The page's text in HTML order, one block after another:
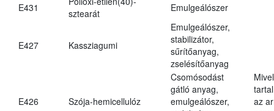
E431
sztearát
Emulgeálószer
E427 Kassziagumi
Emulgeálószer,
stabilizátor,
sűrítőanyag,
zselésítőanyag
E426 Szója-hemicellulóz
Csomósodást
gátló anyag,
emulgeálószer,
az